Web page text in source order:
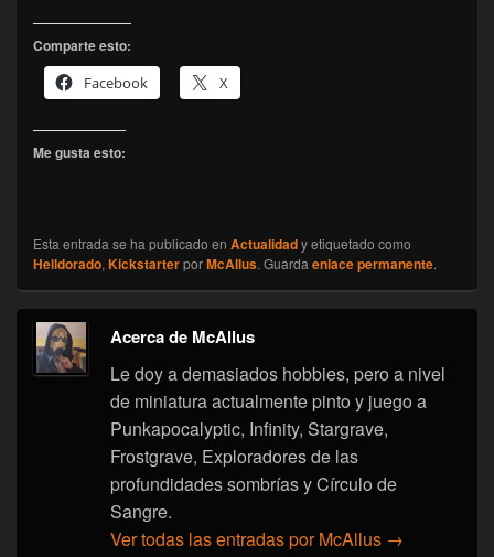
Comparte esto:
Facebook
X
Me gusta esto:
Esta entrada se ha publicado en Actualidady etiquetado como
Helldorado, KickstarterporMcAllus. Guarda enlace permanente.
Acerca de McAllus
Le doy a demasiados hobbies, pero a nivel
de miniatura actualmente pinto y juego a
Punkapocalyptic, Infinity, Stargrave,
Frostgrave, Exploradores de las
profundidades sombrías y Círculo de
Sangre.
Ver todas las entradas por McAllus →